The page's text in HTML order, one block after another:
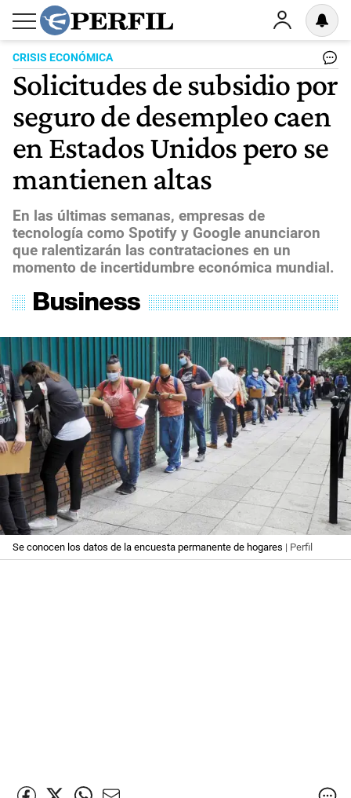
CRISIS ECONÓMICA
Solicitudes de subsidio por
seguro de desempleo caen
en Estados Unidos pero se
mantienen altas
En las últimas semanas, empresas de
tecnología como Spotify y Google anunciaron
que ralentizarán las contrataciones en un
momento de incertidumbre económica mundial.
Se conocen los datos de la encuesta permanente de hogares | Perfil